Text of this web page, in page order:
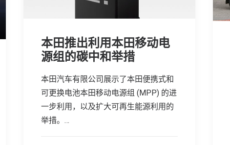
本田推出利用本田移动电
源组的碳中和举措
本田汽车有限公司展示了本田便携式和
可更换电池本田移动电源组 (MPP) 的进
一步利用，以及扩大可再生能源利用的
举措。…